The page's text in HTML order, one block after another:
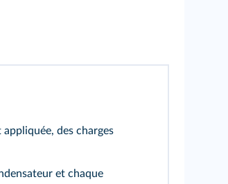
des charges
et chaque